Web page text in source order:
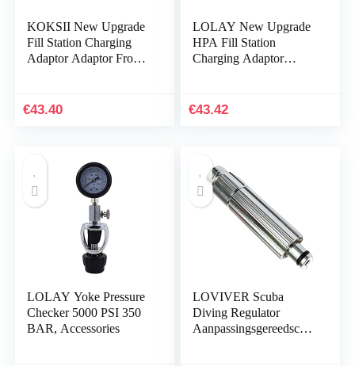
KOKSII New Upgrade
Fill Station Charging
Adaptor Adaptor From
for PCP Refill
€43.40
LOLAY New Upgrade
HPA Fill Station
Charging Adaptor
Connector for Refill
€43.42
LOLAY Yoke Pressure
Checker 5000 PSI 350
BAR, Accessories
LOVIVER Scuba
Diving Regulator
Aanpassingsgereedscha